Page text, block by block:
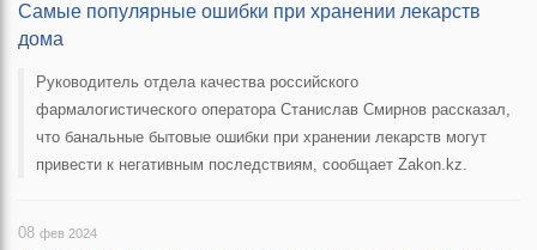
Самые популярные ошибки при хранении лекарств
дома
Руководитель отдела качества российского
фармалогистического оператора Станислав Смирнов рассказал,
что банальные бытовые ошибки при хранении лекарств могут
привести к негативным последствиям, сообщает Zakon.kz.
08 фев 2024